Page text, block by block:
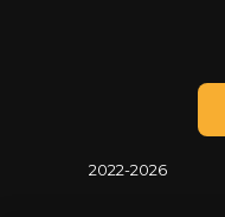
2022-2026